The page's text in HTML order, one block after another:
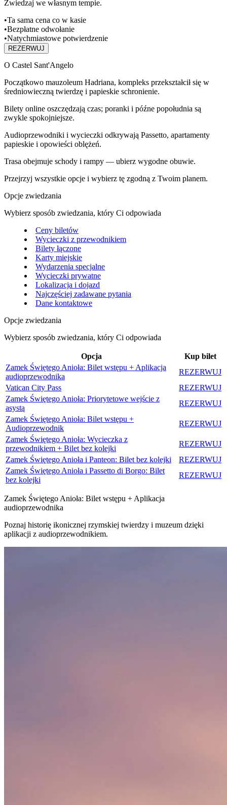
Zwiedzaj we własnym tempie.
•Ta sama cena co w kasie
•Bezpłatne odwołanie
•Natychmiastowe potwierdzenie
REZERWUJ
O Castel Sant'Angelo
Początkowo mauzoleum Hadriana, kompleks przekształcił się w
średniowieczną twierdzę i papieskie schronienie.
Bilety online oszczędzają czas; poranki i późne popołudnia są
zwykle spokojniejsze.
Audioprzewodniki i wycieczki odkrywają Passetto, apartamenty
papieskie i opowieści oblężeń.
Trasa obejmuje schody i rampy — ubierz wygodne obuwie.
Przejrzyj wszystkie opcje i wybierz tę zgodną z Twoim planem.
Opcje zwiedzania
Wybierz sposób zwiedzania, który Ci odpowiada
Ceny biletów
Wycieczki z przewodnikiem
Bilety łączone
Karty miejskie
Wydarzenia specjalne
Wycieczki prywatne
Lokalizacja i dojazd
Najczęściej zadawane pytania
Dane kontaktowe
Opcje zwiedzania
Wybierz sposób zwiedzania, który Ci odpowiada
Opcja
Kup bilet
Zamek Świętego Anioła: Bilet wstępu + Aplikacja
audioprzewodnika
REZERWUJ
Vatican City Pass
REZERWUJ
Zamek Świętego Anioła: Priorytetowe wejście z
asystą
REZERWUJ
Zamek Świętego Anioła: Bilet wstępu +
Audioprzewodnik
REZERWUJ
Zamek Świętego Anioła: Wycieczka z
przewodnikiem + Bilet bez kolejki
REZERWUJ
Zamek Świętego Anioła i Panteon: Bilet bez kolejki
REZERWUJ
Zamek Świętego Anioła i Passetto di Borgo: Bilet
bez kolejki
REZERWUJ
Zamek Świętego Anioła: Bilet wstępu + Aplikacja
audioprzewodnika
Poznaj historię ikonicznej rzymskiej twierdzy i muzeum dzięki
aplikacji z audioprzewodnikiem.